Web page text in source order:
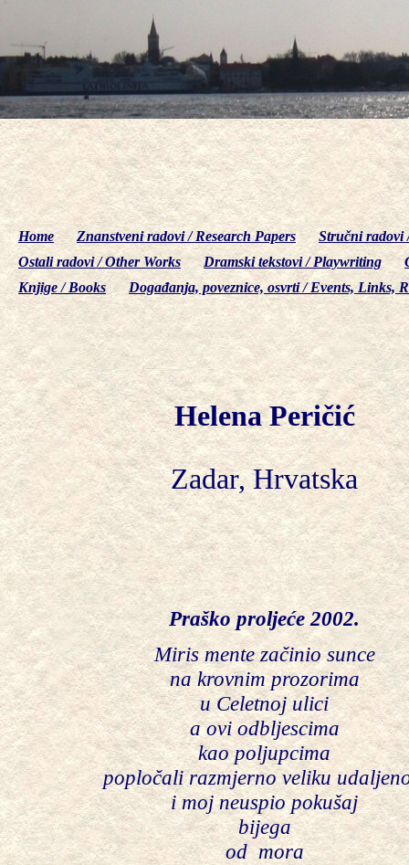
Home Znanstveni radovi / Research Papers
Stručni radovi
Ostali radovi / Other Works
Dramski tekstovi / Playwriting
Knjige / Books
Događanja, poveznice, osvrti / Events, Links,
Helena Peričić
Zadar, Hrvatska
Praško proljeće 2002.
Miris mente začinio sunce
na krovnim prozorima
u Celetnoj ulici
a ovi odbljescima
kao poljupcima
popločali razmjerno veliku
i moj neuspio pokušaj
bijega
od mora